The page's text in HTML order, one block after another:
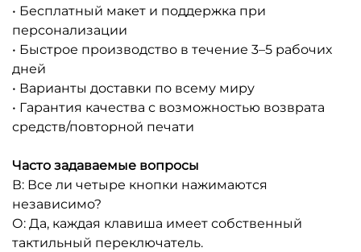
• Бесплатный макет и поддержка при
персонализации
• Быстрое производство в течение 3–5 рабочих
дней
• Варианты доставки по всему миру
• Гарантия качества с возможностью возврата
средств/повторной печати
Часто задаваемые вопросы
В: Все ли четыре кнопки нажимаются
независимо?
О: Да, каждая клавиша имеет собственный
тактильный переключатель.